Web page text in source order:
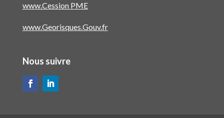
www.Cession PME
www.Georisques.Gouv.fr
Nous suivre